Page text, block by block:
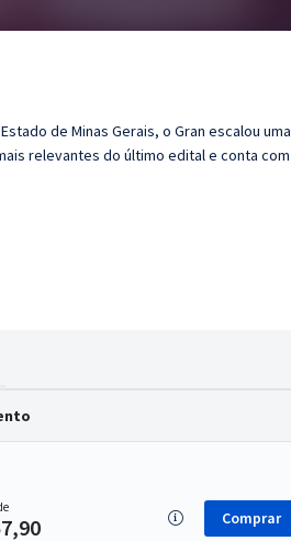
de Minas Gerais, o Gran escalou uma
relevantes do último edital e conta com
Comprar